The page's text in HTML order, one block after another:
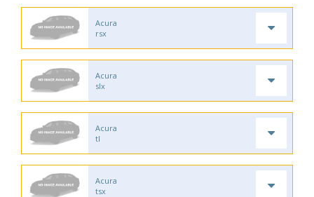
Acura
rsx
Acura
slx
Acura
tl
Acura
tsx